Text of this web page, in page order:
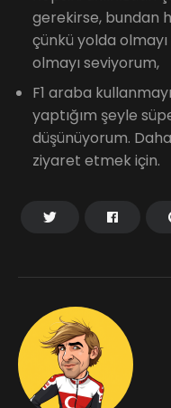
gerekirse, bundan
çünkü yolda
olmayı seviyorum,
F1 araba
yaptığım şeyle
düşünüyorum.
ziyaret etmek için.